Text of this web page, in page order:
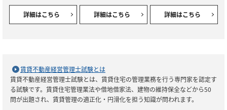
詳細はこちら 詳細はこちら 詳細はこちら
賃貸不動産経営管理士試験とは
賃貸不動産経営管理士試験とは、賃貸住宅の管理業務を行う専門家を認定す
る試験です。賃貸住宅管理業法や借地借家法、建物の維持保全などから50
問が出題され、賃貸管理の適正化・円滑化を担う知識が問われます。